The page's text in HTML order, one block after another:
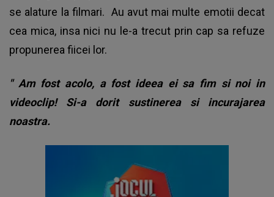
se alature la filmari. Au avut mai multe emotii decat
cea mica, insa nici nu le-a trecut prin cap sa refuze
propunerea fiicei lor.
" Am fost acolo, a fost ideea ei sa fim si noi in
videoclip! Si-a dorit sustinerea si incurajarea
noastra.